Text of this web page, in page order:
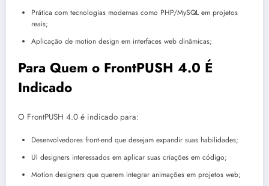
Prática com tecnologias modernas como PHP/MySQL em projetos
reais;
Aplicação de motion design em interfaces web dinâmicas;
Para Quem o FrontPUSH 4.0 É
Indicado
O FrontPUSH 4.0 é indicado para:
Desenvolvedores front-end que desejam expandir suas habilidades;
UI designers interessados em aplicar suas criações em código;
Motion designers que querem integrar animações em projetos web;